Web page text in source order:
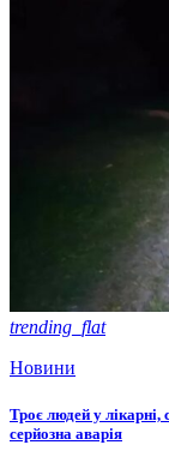
trending_flat
Новини
Троє людей у лікарні,
серйозна аварія